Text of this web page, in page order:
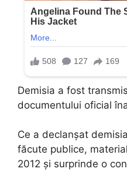
Demisia a fost
documentului oficial
Ce a declanșat
făcute publice,
2012 și surprinde o